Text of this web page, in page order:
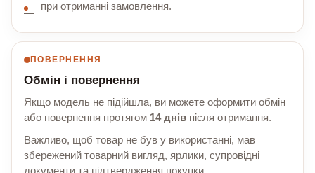
при отриманні замовлення.
ПОВЕРНЕННЯ
Обмін і повернення
Якщо модель не підійшла, ви можете оформити обмін
або повернення протягом 14 днів після отримання.
Важливо, щоб товар не був у використанні, мав
збережений товарний вигляд, ярлики, супровідні
документи та підтвердження покупки.